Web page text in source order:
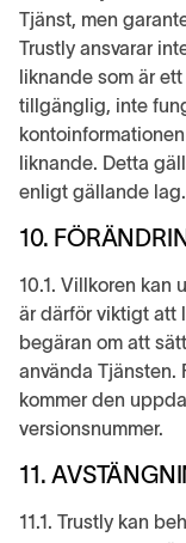
Tjänst, men
Trustly ansvarar
liknande som är
tillgänglig, inte
liknande. Detta
enligt gällande lag.
10.
10.1. Villkoren kan
är därför viktigt att
begäran om att
använda Tjänsten.
kommer den
versionsnummer.
11.
11.1. Trustly kan